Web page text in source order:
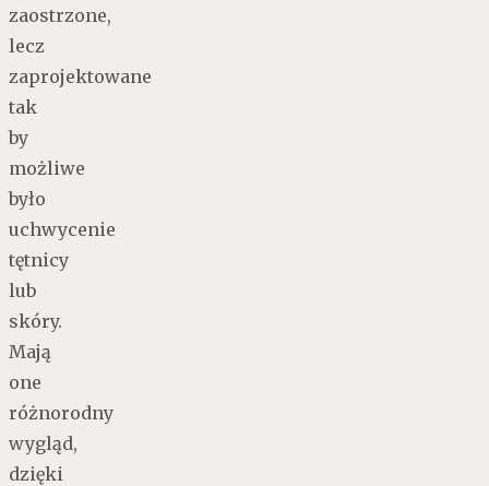
zaostrzone,
lecz
zaprojektowane
tak
by
możliwe
było
uchwycenie
tętnicy
lub
skóry.
Mają
one
różnorodny
wygląd,
dzięki